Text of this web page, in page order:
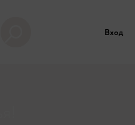
Вход